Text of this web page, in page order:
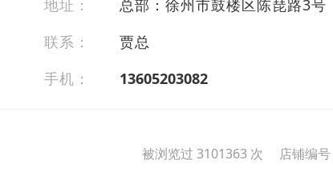
地址：
总部：徐州市鼓楼区陈琵路3号
联系：
贾总
手机：
13605203082
被浏览过 3101363 次 店铺编号